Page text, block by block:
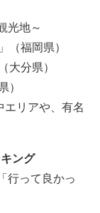
光地～
（福岡県）
大分県）
）
リアや、有名
ング
行って良かっ